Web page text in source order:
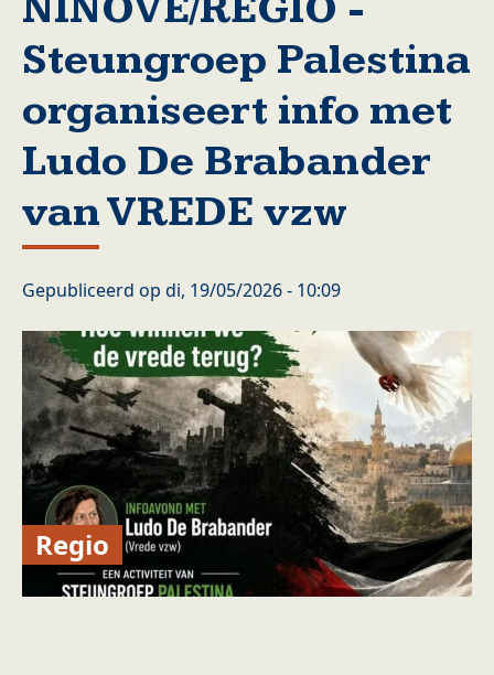
Steungroep Palestina
organiseert info met
Ludo De Brabander
van VREDE vzw
Gepubliceerd op di, 19/05/2026 - 10:09
Regio